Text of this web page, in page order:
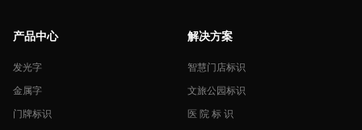
产品中心
发光字
金属字
门牌标识
解决方案
智慧门店标识
文旅公园标识
医 院 标 识